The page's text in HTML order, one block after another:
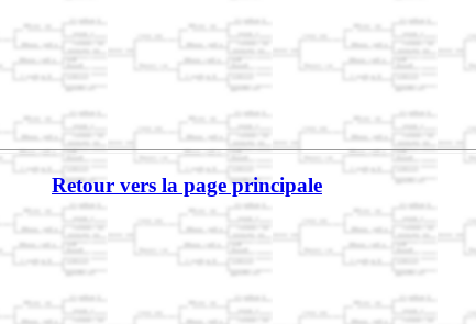
Retour vers la page principale